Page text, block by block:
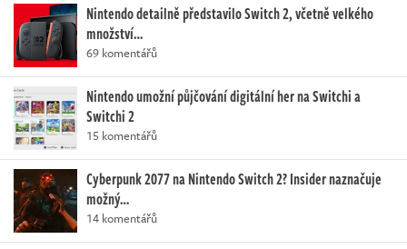
Nintendo detailně představilo Switch 2, včetně velkého
množství…
69 komentářů
Nintendo umožní půjčování digitální her na Switchi a
Switchi 2
15 komentářů
Cyberpunk 2077 na Nintendo Switch 2? Insider naznačuje
možný…
14 komentářů